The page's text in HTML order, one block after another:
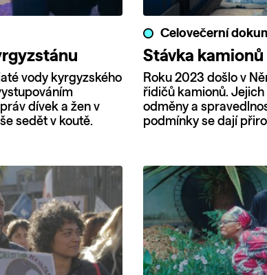
vody kyrgyzského
dívek a žen v
sedět v koutě.
Celovečerní
Stávka kamionů
Roku 2023 došlo v
řidičů kamionů.
odměny a
podmínky se dají